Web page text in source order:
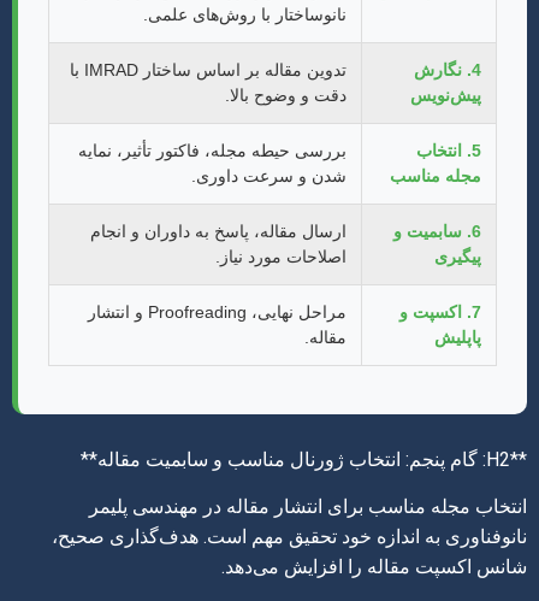
نانوساختار با روش‌های علمی.
4. نگارش
پیش‌نویس
تدوین مقاله بر اساس ساختار IMRAD با
دقت و وضوح بالا.
5. انتخاب
مجله مناسب
بررسی حیطه مجله، فاکتور تأثیر، نمایه
شدن و سرعت داوری.
6. سابمیت و
پیگیری
ارسال مقاله، پاسخ به داوران و انجام
اصلاحات مورد نیاز.
7. اکسپت و
پاپلیش
مراحل نهایی، Proofreading و انتشار
مقاله.
**H2: گام پنجم: انتخاب ژورنال مناسب و سابمیت مقاله**
انتخاب مجله مناسب برای انتشار مقاله در مهندسی پلیمر
نانوفناوری به اندازه خود تحقیق مهم است. هدف‌گذاری صحیح،
شانس اکسپت مقاله را افزایش می‌دهد.